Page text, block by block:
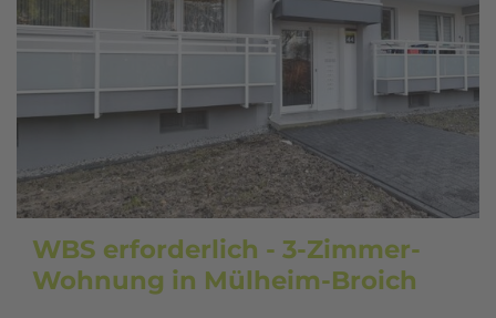
WBS erforderlich - 3-Zimmer-
Wohnung in Mülheim-Broich